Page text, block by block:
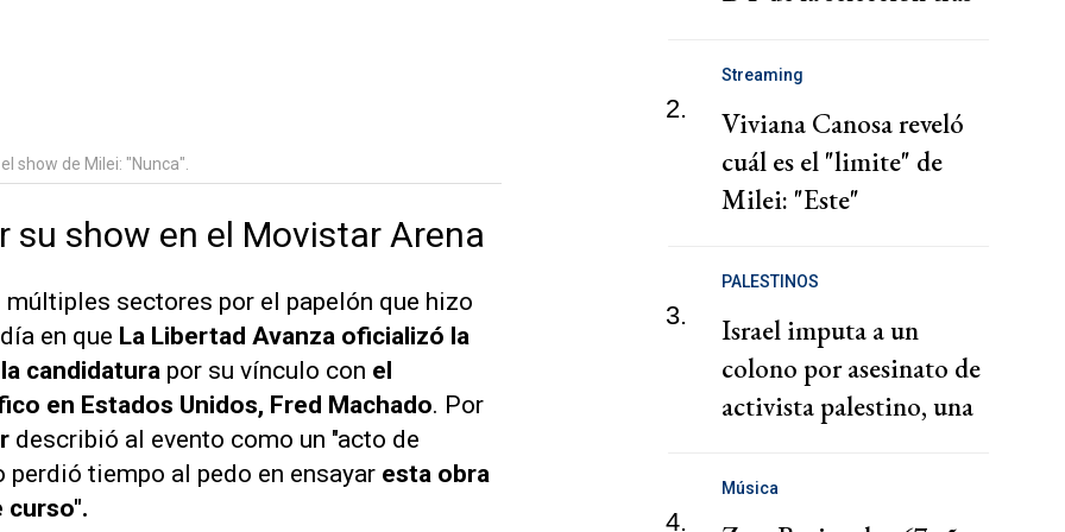
show de Milei: "Nunca".
su show en el Movistar Arena
sectores por el papelón que hizo
en que La Libertad Avanza oficializó la
candidatura por su vínculo con el
en Estados Unidos, Fred Machado. Por
describió al evento como un "acto de
perdió tiempo al pedo en ensayar esta obra
curso".
Mundial
2.
Streaming
Viviana Canosa reveló
cuál es el "limite" de
Milei: "Este"
3.
PALESTINOS
Israel imputa a un
colono por asesinato de
activista palestino, una
4.
Música